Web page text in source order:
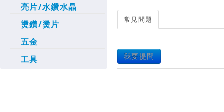
亮片/水鑽水晶
燙鑽/燙片
五金
工具
常見問題
我要提問